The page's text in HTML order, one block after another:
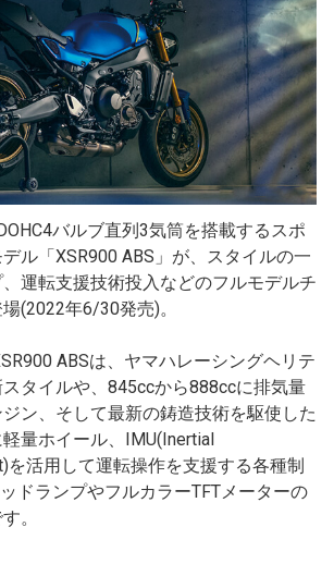
バルブ直列3気筒を搭載するスポ
ル「XSR900 ABS」が、スタイルの一
運転支援技術投入などのフルモデルチ
(2022年6/30発売)。
ABSは、ヤマハレーシングヘリテ
タイルや、845ccから888ccに排気量
ン、そして最新の鋳造技術を駆使した
量ホイール、IMU(Inertial
を活用して運転操作を支援する各種制
ドランプやフルカラーTFTメーターの
。